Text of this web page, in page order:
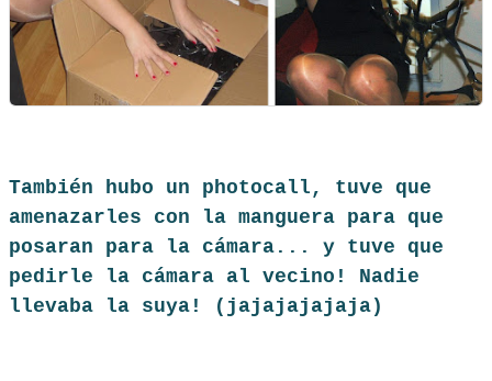
También hubo un photocall, tuve que
amenazarles con la manguera para que
posaran para la cámara... y tuve que
pedirle la cámara al vecino! Nadie
llevaba la suya! (jajajajajaja)